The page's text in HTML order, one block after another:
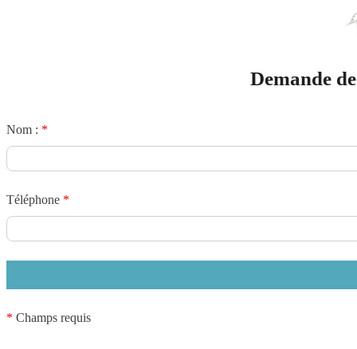
Demande
Nom : *
Téléphone *
* Champs requis